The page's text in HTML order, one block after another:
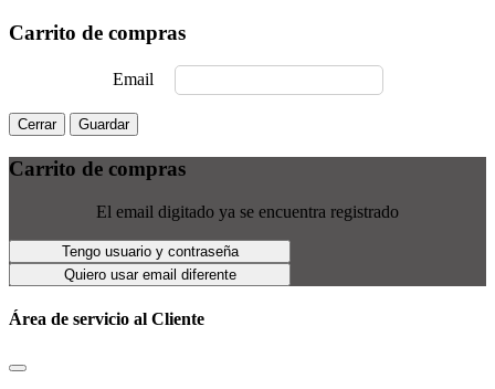
Carrito de compras
Email
Cerrar Guardar
Carrito de compras
El email digitado ya se encuentra registrado
Tengo usuario y contraseña
Quiero usar email diferente
Área de servicio al Cliente